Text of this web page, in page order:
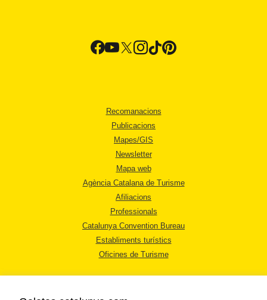
Recomanacions
Publicacions
Mapes/GIS
Newsletter
Mapa web
Agència Catalana de Turisme
Afiliacions
Professionals
Catalunya Convention Bureau
Establiments turístics
Oficines de Turisme